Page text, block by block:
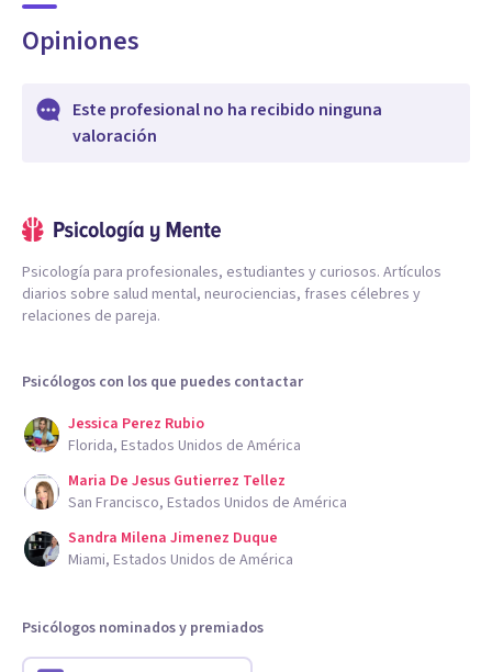
Opiniones
Este profesional no ha recibido ninguna
valoración
Psicología para profesionales, estudiantes y curiosos. Artículos
diarios sobre salud mental, neurociencias, frases célebres y
relaciones de pareja.
Psicólogos con los que puedes contactar
Jessica Perez Rubio
Florida, Estados Unidos de América
Maria De Jesus Gutierrez Tellez
San Francisco, Estados Unidos de América
Sandra Milena Jimenez Duque
Miami, Estados Unidos de América
Psicólogos nominados y premiados